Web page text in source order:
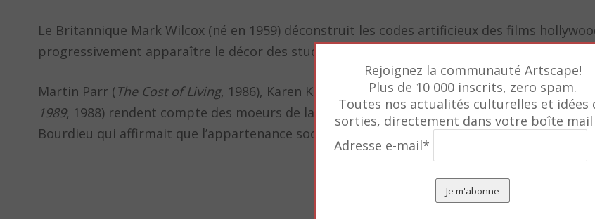
Le Britannique Mark Wilcox (né en 1959) déconstruit les codes artificieux des films
progressivement apparaître le décor des studios (
Martin Parr (The Cost of Living, 1986), Karen Knorr ( Gentlemen , 1983) et Florence Paradeis (
1989, 1988) rendent compte des moeurs de la classe moyenne et de la bourgeoisie,
Bourdieu qui affirmait que l’appartenance sociale détermine un style de vie.
Rejoignez la communauté Artscape!
Plus de 10 000 inscrits, zero spam.
Toutes nos actualités culturelles et idées
sorties, directement dans votre boîte mail
Adresse e-mail*